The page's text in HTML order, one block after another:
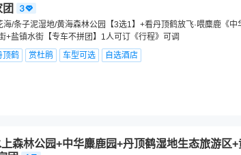
海/条子泥湿地/黄海森林公园【3选1】+看丹顶鹤放飞·喂麋鹿《中
+盐镇水街【专车不拼团】1人可订《行程》可调
顶鹤 赏杜鹃 车型可选
自选酒店
森林公园+中华麋鹿园+丹顶鹤湿地生态旅游区